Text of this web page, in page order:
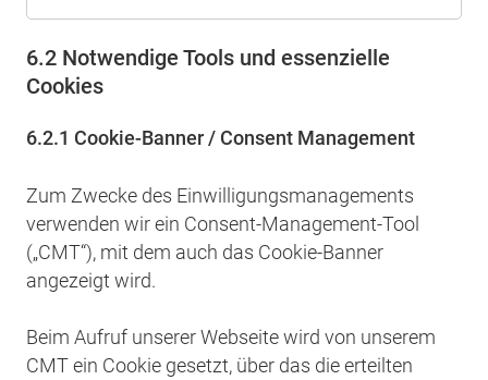
6.2 Notwendige Tools und essenzielle
Cookies
6.2.1 Cookie-Banner / Consent Management
Zum Zwecke des Einwilligungsmanagements
verwenden wir ein Consent-Management-Tool
(„CMT“), mit dem auch das Cookie-Banner
angezeigt wird.
Beim Aufruf unserer Webseite wird von unserem
CMT ein Cookie gesetzt, über das die erteilten